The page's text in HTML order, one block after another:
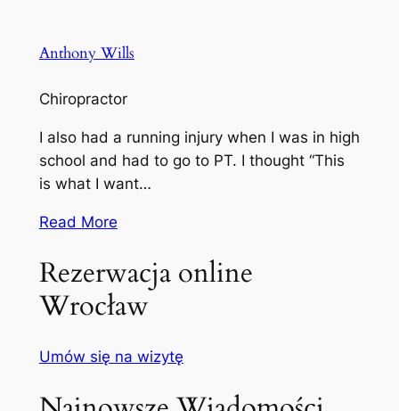
Anthony Wills
Chiropractor
I also had a running injury when I was in high
school and had to go to PT. I thought “This
is what I want…
Read More
Rezerwacja online
Wrocław
Umów się na wizytę